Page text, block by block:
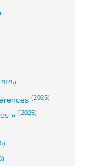
(2025)
» (2025)